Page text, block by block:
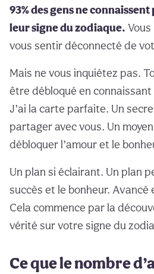
93% des gens ne
leur signe du zodiaque. Vous
vous sentir déconnecté de
Mais ne vous inquiétez pas.
être débloqué en
J’ai la carte parfaite. Un
partager avec vous. Un
débloquer l’amour et le
Un plan si éclairant. Un plan
succès et le bonheur.
Cela commence par la
vérité sur votre signe du
Ce que le nombre